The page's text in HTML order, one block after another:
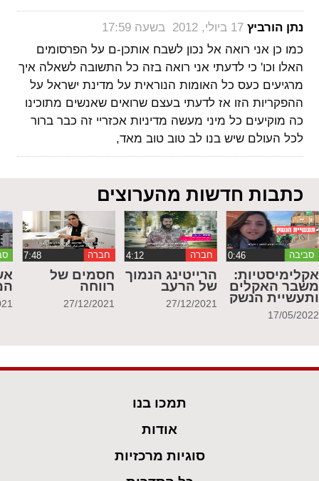
נתן הורביץ ‏17 ביולי, 2012 בשעה 17:59
כמו כן אני רואה אל נכון לשבח אותכן-ם על הפרסומים
האלו וכו' כי לדעתי אני רואה בזה כל התשובה לשאלה איך
מרגיעים כעס כל האומות הנוראית על מדינת ישראל על
ההפקריות הזו אז לדעתי בעצם שרואים שאנשים מתוכינו
כה מוקיעים כל מיני מעשה מדיניות אכזריי זה כבר ברור
לכל העולם שיש בנו לב טוב טוב מאד,
כתבות חדשות מהערוצים
סביבה
אקלימיסטיות:
משבר האקלים
ותעשיית הנשק
17/05/2022
חברה ‏4:12
הרייטינג הנמוך
של הרעב
27/12/2021
חברה
חסמים של
רווחה
27/12/2021
תמכו בנו
אודות
סוגיות מרכזיות